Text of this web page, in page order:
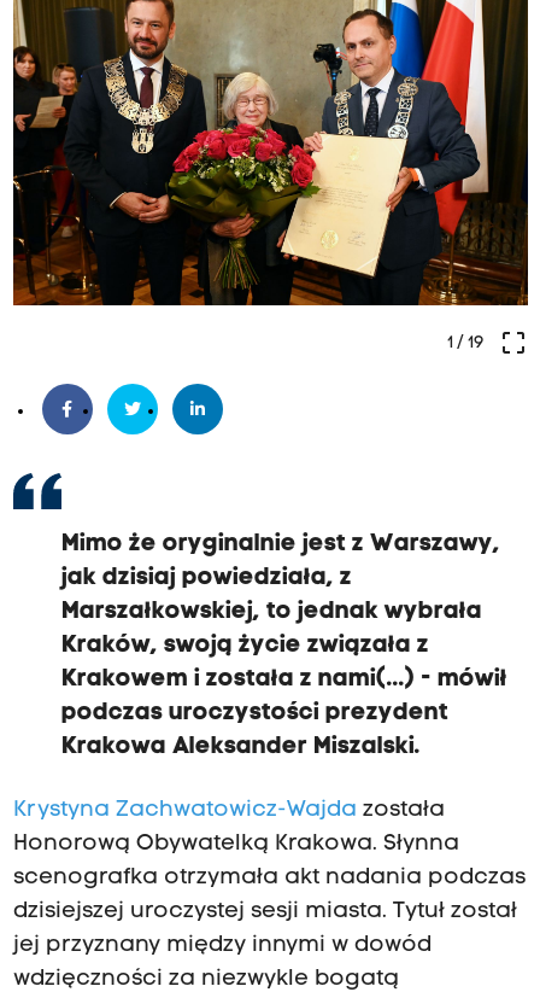
crop_free
1/ 19
Mimo że oryginalnie jest z Warszawy,
jak dzisiaj powiedziała, z
Marszałkowskiej, to jednak wybrała
Kraków, swoją życie związała z
Krakowem i została z nami(...) - mówił
podczas uroczystości prezydent
Krakowa Aleksander Miszalski.
Krystyna Zachwatowicz-Wajda została
Honorową Obywatelką Krakowa. Słynna
scenografka otrzymała akt nadania podczas
dzisiejszej uroczystej sesji miasta. Tytuł został
jej przyznany między innymi w dowód
wdzięczności za niezwykle bogatą